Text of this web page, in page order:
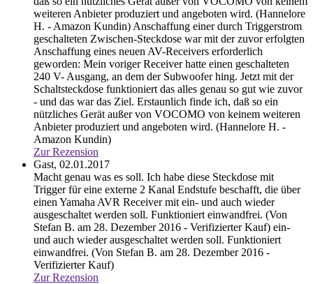
weiteren Anbieter produziert und angeboten wird. (Hannelore
H. - Amazon Kundin) Anschaffung einer durch Triggerstrom
geschalteten Zwischen-Steckdose war mit der zuvor erfolgten
Anschaffung eines neuen AV-Receivers erforderlich
geworden: Mein voriger Receiver hatte einen geschalteten
240 V- Ausgang, an dem der Subwoofer hing. Jetzt mit der
Schaltsteckdose funktioniert das alles genau so gut wie zuvor
- und das war das Ziel. Erstaunlich finde ich, daß so ein
nützliches Gerät außer von VOCOMO von keinem weiteren
Anbieter produziert und angeboten wird. (Hannelore H. -
Amazon Kundin)
Zur Rezension
Gast, 02.01.2017
Macht genau was es soll. Ich habe diese Steckdose mit
Trigger für eine externe 2 Kanal Endstufe beschafft, die über
einen Yamaha AVR Receiver mit ein- und auch wieder
ausgeschaltet werden soll. Funktioniert einwandfrei. (Von
Stefan B. am 28. Dezember 2016 - Verifizierter Kauf) ein-
und auch wieder ausgeschaltet werden soll. Funktioniert
einwandfrei. (Von Stefan B. am 28. Dezember 2016 -
Verifizierter Kauf)
Zur Rezension